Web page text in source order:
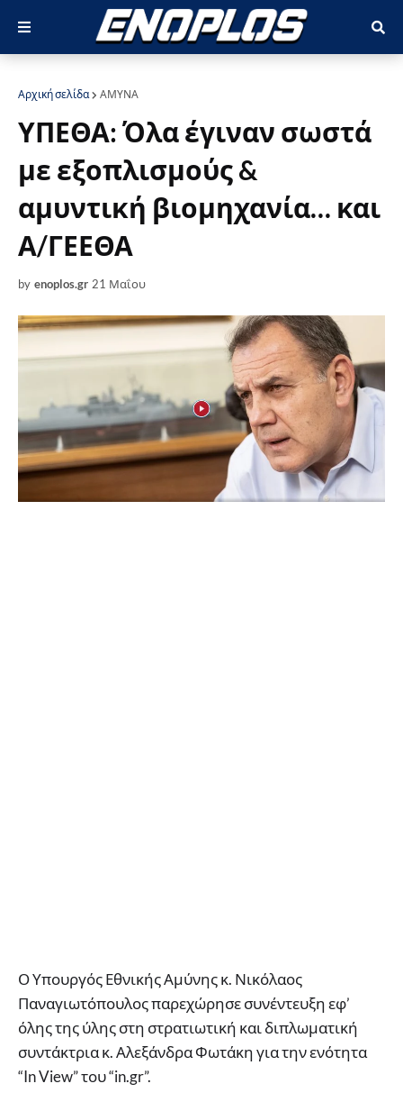
Αρχική σελίδα ΑΜΥΝΑ
ΥΠΕΘΑ: Όλα έγιναν σωστά
με εξοπλισμούς &
αμυντική βιομηχανία… και
Α/ΓΕΕΘΑ
by enoplos.gr 21 Μαΐου
Ο Υπουργός Εθνικής Αμύνης κ. Νικόλαος
Παναγιωτόπουλος παρεχώρησε συνέντευξη εφ’
όλης της ύλης στη στρατιωτική και διπλωματική
συντάκτρια κ. Αλεξάνδρα Φωτάκη για την ενότητα
“In View” του “in.gr”.